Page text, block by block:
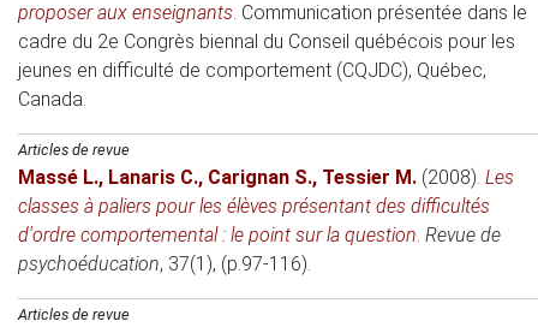
proposer aux enseignants. Communication présentée dans le
cadre du 2e Congrès biennal du Conseil québécois pour les
jeunes en difficulté de comportement (CQJDC), Québec,
Canada.
Articles de revue
Massé L., Lanaris C., Carignan S., Tessier M. (2008). Les
classes à paliers pour les élèves présentant des difficultés
d'ordre comportemental : le point sur la question. Revue de
psychoéducation, 37(1), (p.97-116).
Articles de revue